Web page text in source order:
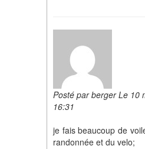
Posté par berger Le 10
16:31
je fais beaucoup de
randonnée et du velo;